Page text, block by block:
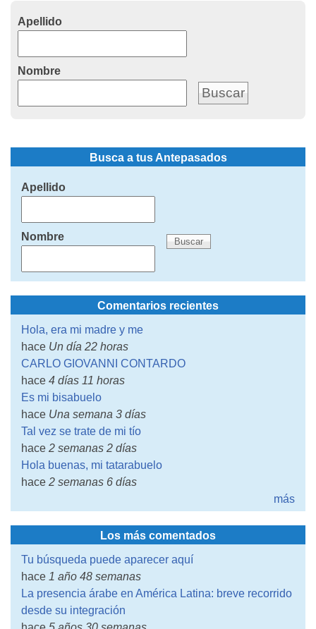
Apellido
Nombre
Busca a tus Antepasados
Apellido
Nombre
Comentarios recientes
Hola, era mi madre y me
hace Un día 22 horas
CARLO GIOVANNI CONTARDO
hace 4 días 11 horas
Es mi bisabuelo
hace Una semana 3 días
Tal vez se trate de mi tío
hace 2 semanas 2 días
Hola buenas, mi tatarabuelo
hace 2 semanas 6 días
más
Los más comentados
Tu búsqueda puede aparecer aquí
hace 1 año 48 semanas
La presencia árabe en América Latina: breve recorrido
desde su integración